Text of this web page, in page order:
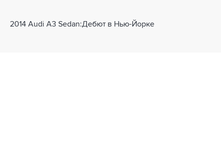
2014 Audi A3 Sedan:Дебют в Нью-Йорке